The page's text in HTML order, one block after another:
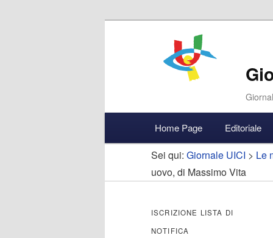
Vai
al
principale
Vai
al
secondario
Accedi
Home Page Editoriale
Sei qui: Giornale UICI > Le
uovo, di Massimo Vita
ISCRIZIONE LISTA DI
NOTIFICA